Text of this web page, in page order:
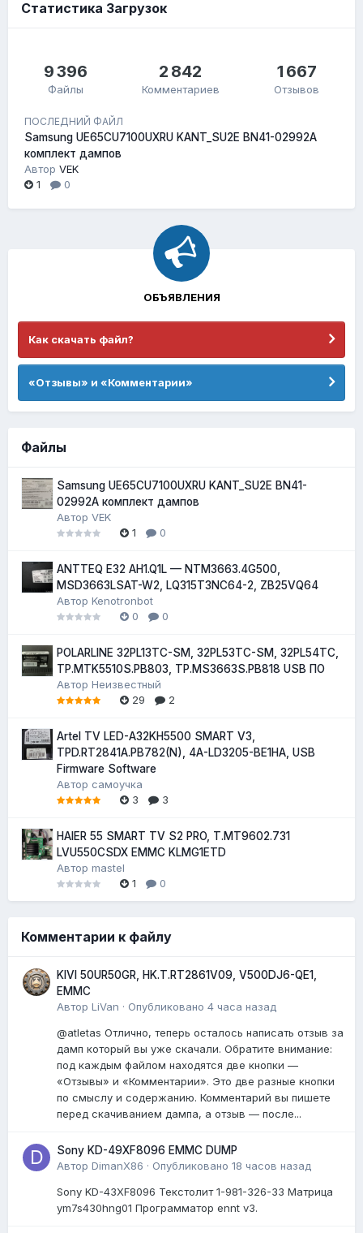
Статистика Загрузок
9 396
Файлы
2 842
Комментариев
1 667
Отзывов
ПОСЛЕДНИЙ ФАЙЛ
Samsung UE65CU7100UXRU KANT_SU2E BN41-02992A
комплект дампов
Автор VEK
1
0
ОБЪЯВЛЕНИЯ
Как скачать файл?
«Отзывы» и «Комментарии»
Файлы
Samsung UE65CU7100UXRU KANT_SU2E BN41-
02992A комплект дампов
Автор VEK
1
0
ANTTEQ E32 AH1.Q1L — NTM3663.4G500,
MSD3663LSAT-W2, LQ315T3NC64-2, ZB25VQ64
Автор Kenotronbot
0
0
POLARLINE 32PL13TC-SM, 32PL53TC-SM, 32PL54TC,
TP.MTK5510S.PB803, TP.MS3663S.PB818 USB ПО
Автор Неизвестный
29
2
Artel TV LED-A32KH5500 SMART V3,
TPD.RT2841A.PB782(N), 4A-LD3205-BE1HA, USB
Firmware Software
Автор самоучка
3
3
HAIER 55 SMART TV S2 PRO, T.MT9602.731
LVU550CSDX EMMC KLMG1ETD
Автор mastel
1
0
Комментарии к файлу
KIVI 50UR50GR, HK.T.RT2861V09, V500DJ6-QE1,
EMMC
Автор LiVan · Опубликовано 4 часа назад
@atletas Отлично, теперь осталось написать отзыв за
дамп который вы уже скачали. Обратите внимание:
под каждым файлом находятся две кнопки —
«Отзывы» и «Комментарии». Это две разные кнопки
по смыслу и содержанию. Комментарий вы пишете
перед скачиванием дампа, а отзыв — после...
Sony KD-49XF8096 EMMC DUMP
Автор DimanX86 · Опубликовано 18 часов назад
Sony KD-43XF8096 Текстолит 1-981-326-33 Матрица
ym7s430hng01 Программатор ennt v3.